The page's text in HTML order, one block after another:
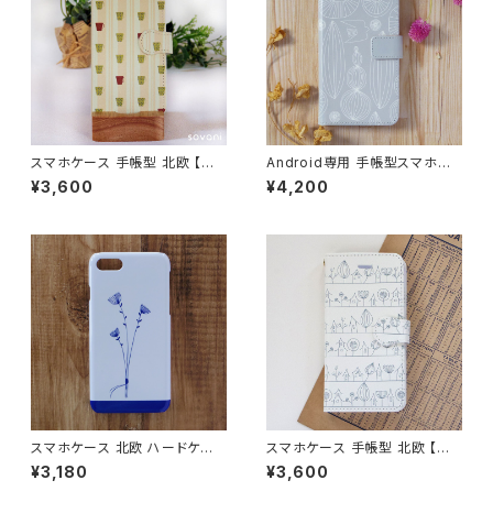
スマホケース 手帳型 北欧 【美
味しいコーヒーはいかが】 iPho
ne17/16/15/SE3/Android カ
¥3,600
Android専用 手帳型スマホケ
ース 北欧【自然へようこそ】Xpe
ria GALAXY AQUOS Huawe
人可愛い 線画 おしゃれ 全機種
¥4,200
スマホケース 北欧 ハードケー
ス iPhone17/galaxy/Google
pixel/Xperia シンプル おしゃ
¥3,180
スマホケース 手帳型 北欧 【街
並み・ホワイト】 白 iPhone17/1
6/15/SE3/Android カード収
¥3,600